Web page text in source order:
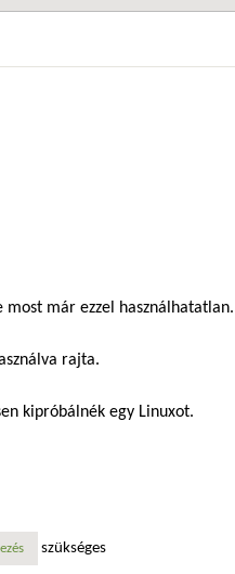
már ezzel
rajta.
kipróbálnék egy Linuxot.
szükséges